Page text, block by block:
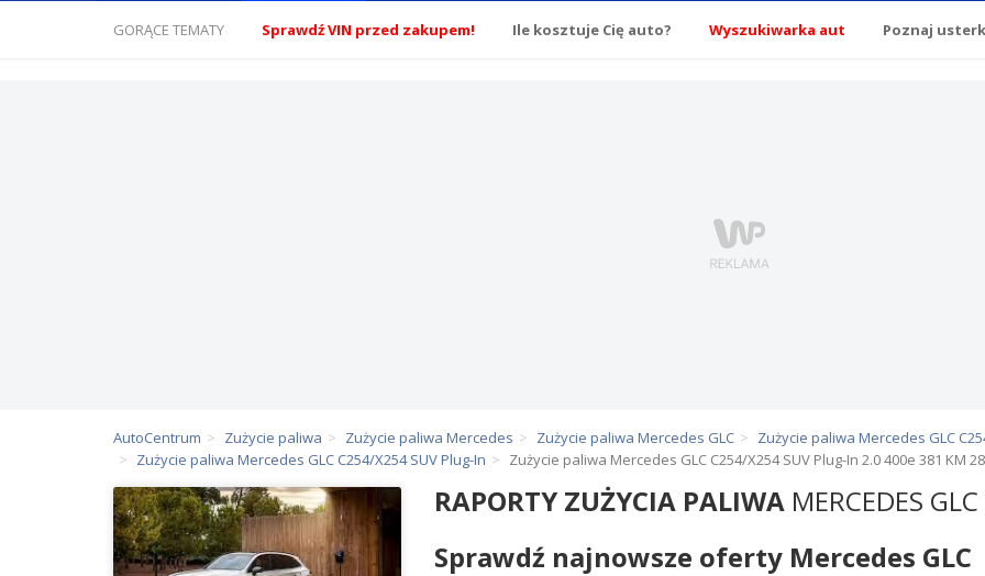
GORĄCE TEMATY Sprawdź VIN przed zakupem! Ile kosztuje Cię auto? Wyszukiwarka aut Poznaj
AutoCentrum Zużycie paliwa Zużycie paliwa Mercedes Zużycie paliwa Mercedes GLC
Zużycie paliwa Mercedes GLC
Zużycie paliwa Mercedes GLC C254/X254 SUV Plug-In
Zużycie paliwa Mercedes GLC C254/X254 SUV Plug-In 2.0 400e 381 KM
RAPORTY ZUŻYCIA PALIWA MERCEDES
Sprawdź najnowsze oferty Mercedes GLC